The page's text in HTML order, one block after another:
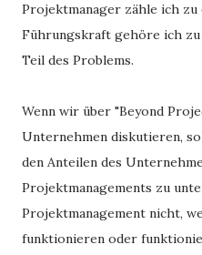
Projektmanager zähle ich zu
Führungskraft gehöre ich zu
Teil des Problems.
Wenn wir über "Beyond
Unternehmen diskutieren,
den Anteilen des
Projektmanagements zu
Projektmanagement nicht,
funktionieren oder